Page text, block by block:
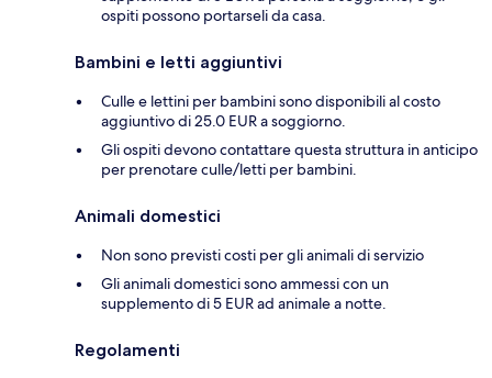
ospiti possono portarseli da casa.
Bambini e letti aggiuntivi
Culle e lettini per bambini sono disponibili al costo
aggiuntivo di 25.0 EUR a soggiorno.
Gli ospiti devono contattare questa struttura in anticipo
per prenotare culle/letti per bambini.
Animali domestici
Non sono previsti costi per gli animali di servizio
Gli animali domestici sono ammessi con un
supplemento di 5 EUR ad animale a notte.
Regolamenti